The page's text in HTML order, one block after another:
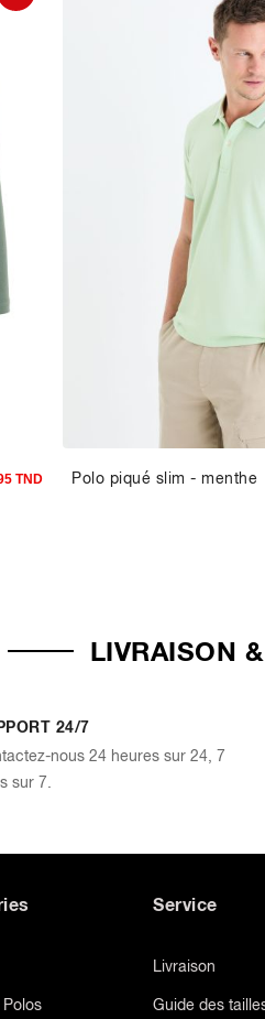
TND Polo piqué slim - menthe
LIVRAISON
24/7
nous 24 heures sur 24, 7
sur 7.
Polos
Service
Livraison
Guide des